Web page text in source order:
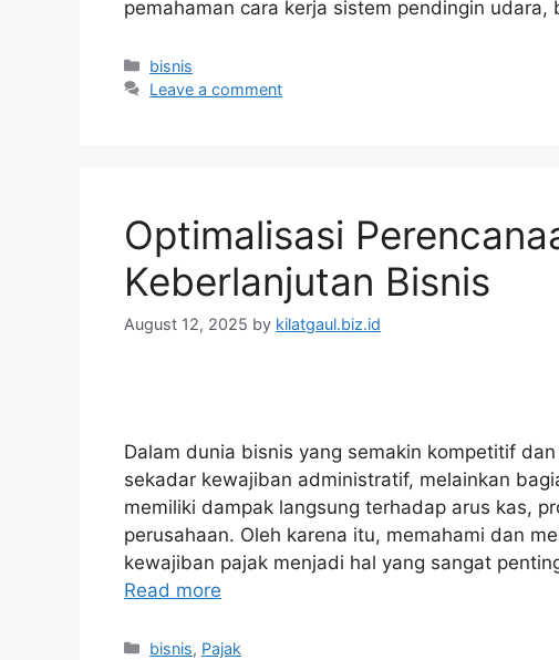
pemahaman cara kerja sistem pendingin
Categories
bisnis
Leave a comment
Optimalisasi
Keberlanjutan Bisnis
August 12, 2025 by kilatgaul.biz.id
Dalam dunia bisnis yang semakin kompetitif
sekadar kewajiban administratif, melainkan
memiliki dampak langsung terhadap arus kas,
perusahaan. Oleh karena itu, memahami dan
kewajiban pajak menjadi hal yang sangat
Read more
Categories
bisnis, Pajak